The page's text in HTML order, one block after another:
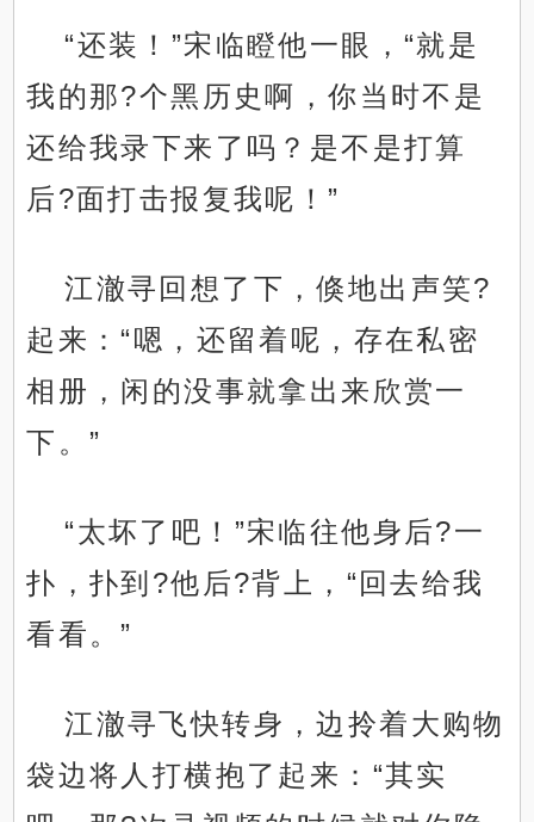
“还装！”宋临瞪他一眼，“就是
我的那?个黑历史啊，你当时不是
还给我录下来了吗？是不是打算
后?面打击报复我呢！”
江澈寻回想了下，倏地出声笑?
起来：“嗯，还留着呢，存在私密
相册，闲的没事就拿出来欣赏一
下。”
“太坏了吧！”宋临往他身后?一
扑，扑到?他后?背上，“回去给我
看看。”
江澈寻飞快转身，边拎着大购物
袋边将人打横抱了起来：“其实